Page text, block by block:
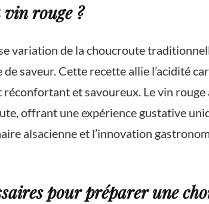
vin rouge ?
variation de la choucroute
saveur. Cette recette allie l’acidité
et savoureux. Le vin
offrant une expérience gustative
alsacienne et l’innovation
pour préparer une